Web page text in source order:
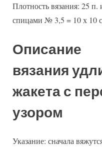
Плотность вязания: 25 п.
спицами № 3,5 = 10 х 10
Описание
вязания
жакета с
узором
Указание: сначала